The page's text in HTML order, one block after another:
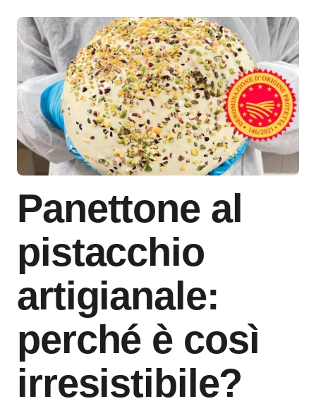
Panettone al
pistacchio
artigianale:
perché è così
irresistibile?